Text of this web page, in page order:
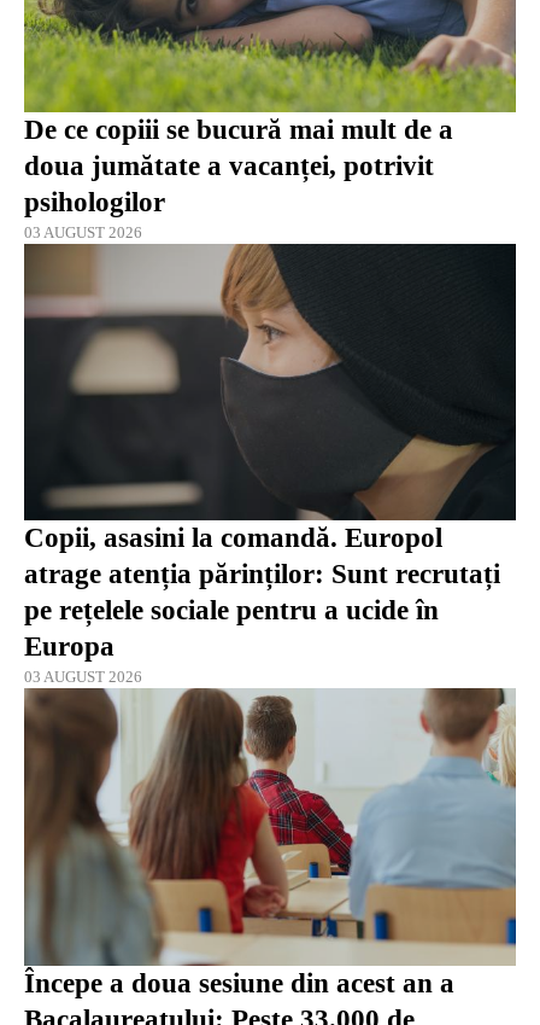
De ce copiii se bucură mai mult de a
doua jumătate a vacanței, potrivit
psihologilor
03 AUGUST 2026
Copii, asasini la comandă. Europol
atrage atenția părinților: Sunt recrutați
pe rețelele sociale pentru a ucide în
Europa
03 AUGUST 2026
Începe a doua sesiune din acest an a
Bacalaureatului: Peste 33.000 de